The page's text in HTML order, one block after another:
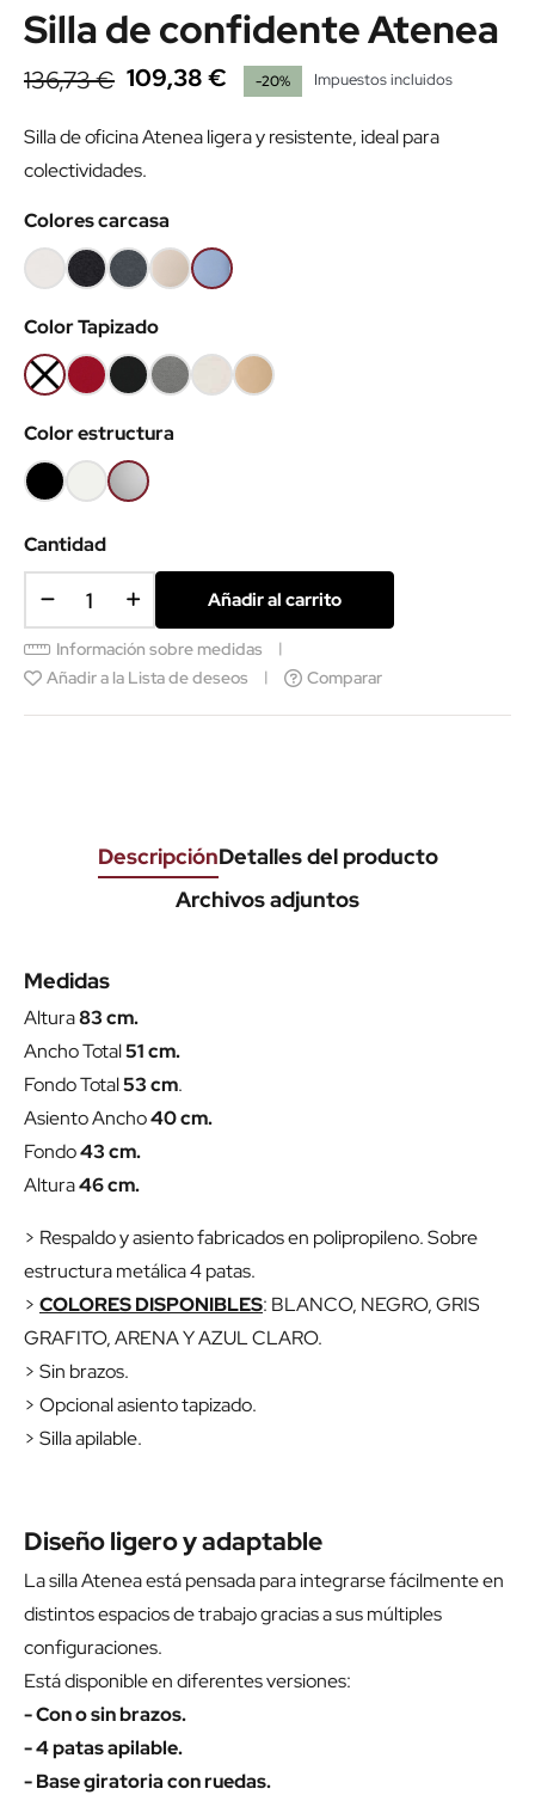
Silla de confidente Atenea
136,73 € 109,38 € -20% Impuestos incluidos
Silla de oficina Atenea ligera y resistente, ideal para
colectividades.
Colores carcasa
Blanco
01
Negro
02
Gris
grafito
22
Arena
28
Azul
32
Color Tapizado
No
tapizado
BS
Rojo
C7
BS
Negro
C5
Gris
H19
Ecopiel
Blanca
Ecopiel
Camel
Color estructura
NegroBlancoGris
aluminio
Cantidad
Añadir al carrito
Información sobre medidas
Añadir a la Lista de deseos
Comparar
DescripciónDetalles del producto
Archivos adjuntos
Medidas
Altura83 cm.
Ancho Total51 cm.
Fondo Total53 cm.
Asiento Ancho40 cm.
Fondo43 cm.
Altura46 cm.
> Respaldo y asiento fabricados en polipropileno. Sobre
estructura metálica 4 patas.
> COLORES DISPONIBLES: BLANCO, NEGRO, GRIS
GRAFITO, ARENA Y AZUL CLARO.
> Sin brazos.
> Opcional asiento tapizado.
> Silla apilable.
Diseño ligero y adaptable
La silla Atenea está pensada para integrarse fácilmente en
distintos espacios de trabajo gracias a sus múltiples
configuraciones.
Está disponible en diferentes versiones:
- Con o sin brazos.
- 4 patas apilable.
- Base giratoria con ruedas.